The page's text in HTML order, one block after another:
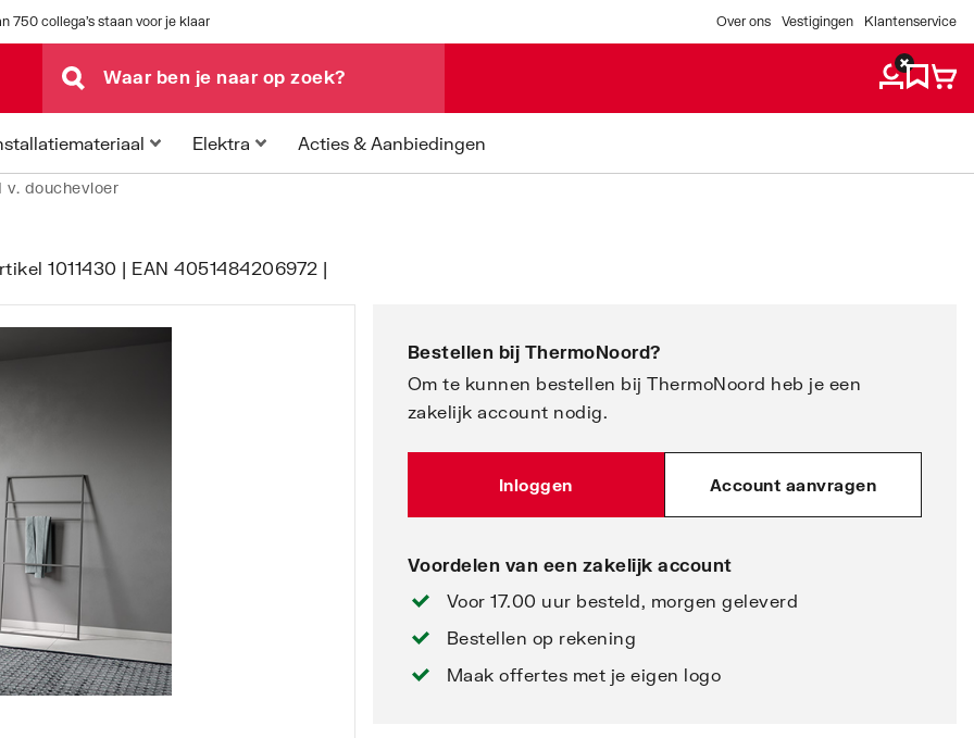
750 collega's staan voor je klaar Over ons Vestigingen Klantenservice
Elektra Acties & Aanbiedingen
v. douchevloer
1011430 | EAN 4051484206972 |
Bestellen bij ThermoNoord?
Om te kunnen bestellen bij ThermoNoord heb je een
zakelijk account nodig.
Inloggen Account aanvragen
Voordelen van een zakelijk account
Voor 17.00 uur besteld, morgen geleverd
Bestellen op rekening
Maak offertes met je eigen logo